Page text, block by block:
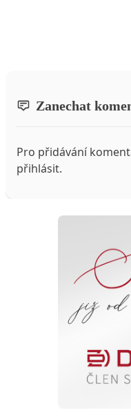
Zanechat
Pro přidávání
přihlásit.